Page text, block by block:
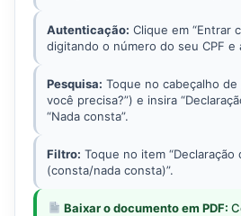
Autenticação: Clique em “Entrar
digitando o número do seu CPF e
Pesquisa: Toque no cabeçalho de
você precisa?”) e insira
“Nada consta”.
Filtro: Toque no item “Declaração
(consta/nada consta)”.
Baixar o documento em PDF: